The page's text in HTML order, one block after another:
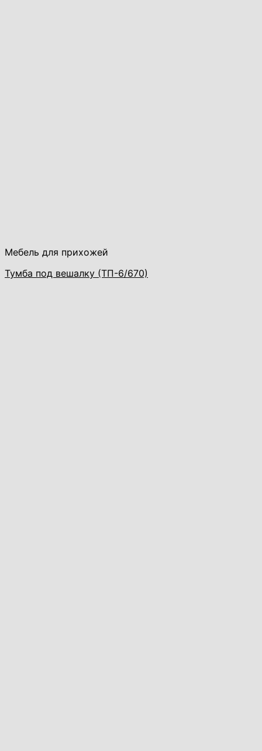
Мебель для прихожей
Тумба под вешалку (ТП-6/670)